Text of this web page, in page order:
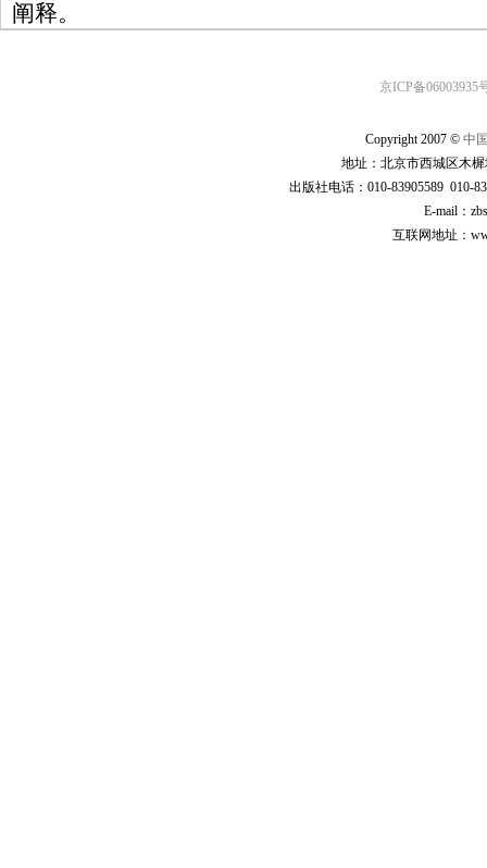
阐释。
京ICP备06003935
Copyright 2007 © 中
地址：北京市西城区木
出版社电话：010-83905589 010-
E-mail：
互联网地址：